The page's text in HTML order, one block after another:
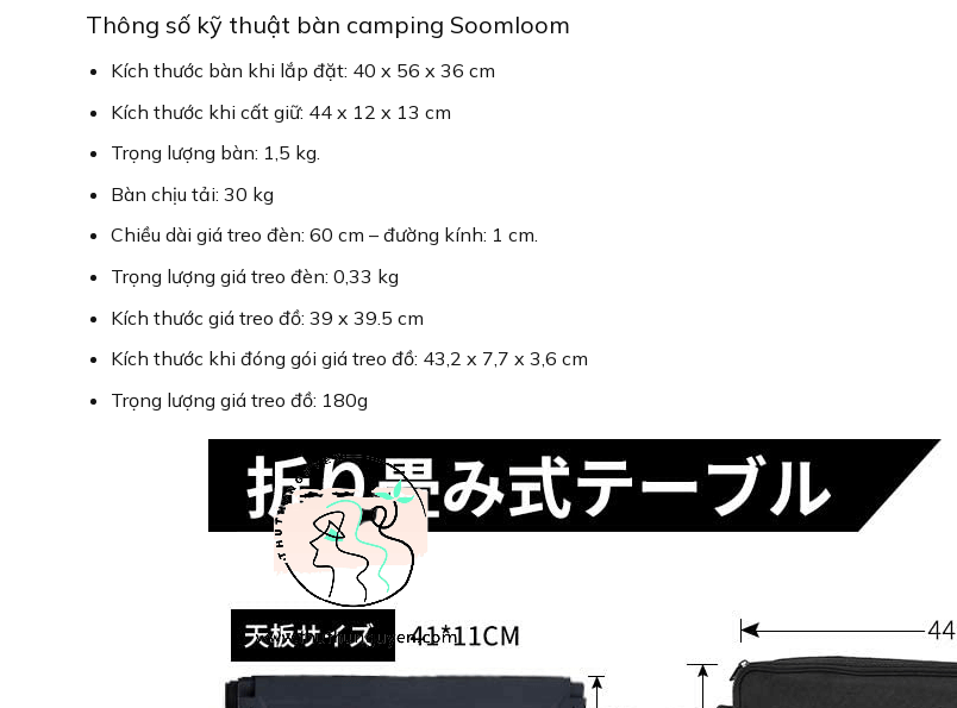
Thông số kỹ thuật bàn camping Soomloom
Kích thước bàn khi lắp đặt: 40 x 56 x 36 cm
Kích thước khi cất giữ: 44 x 12 x 13 cm
Trọng lượng bàn: 1,5 kg.
Bàn chịu tải: 30 kg
Chiều dài giá treo đèn: 60 cm – đường kính: 1 cm.
Trọng lượng giá treo đèn: 0,33 kg
Kích thước giá treo đồ: 39 x 39.5 cm
Kích thước khi đóng gói giá treo đồ: 43,2 x 7,7 x 3,6 cm
Trọng lượng giá treo đồ: 180g